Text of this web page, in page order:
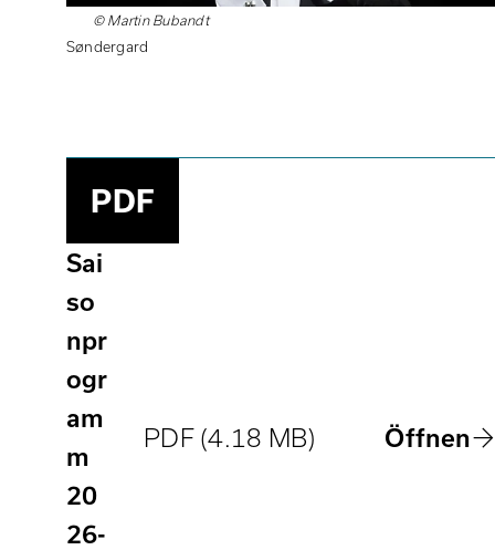
© Martin Bubandt
Thomas
Søndergard
PDF
Sai
so
npr
ogr
am
m
20
26-
PDF (4.18 MB) Öffnen